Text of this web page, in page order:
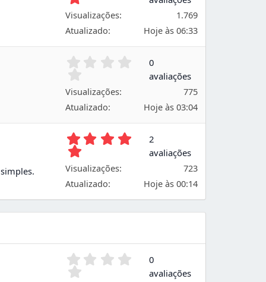
o
s
Visualizações
1.769
Atualizado
Hoje às 06:33
s
0
avaliações
Visualizações
775
Atualizado
Hoje às 03:04
s
t
l
2
avaliações
Visualizações
723
Atualizado
Hoje às 00:14
0
avaliações